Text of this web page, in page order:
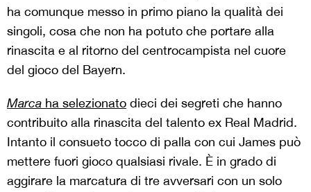
ha comunque messo in primo piano la qualità dei
singoli, cosa che non ha potuto che portare alla
rinascita e al ritorno del centrocampista nel cuore
del gioco del Bayern.
Marca ha selezionato dieci dei segreti che hanno
contribuito alla rinascita del talento ex Real Madrid.
Intanto il consueto tocco di palla con cui James può
mettere fuori gioco qualsiasi rivale. È in grado di
aggirare la marcatura di tre avversari con un solo